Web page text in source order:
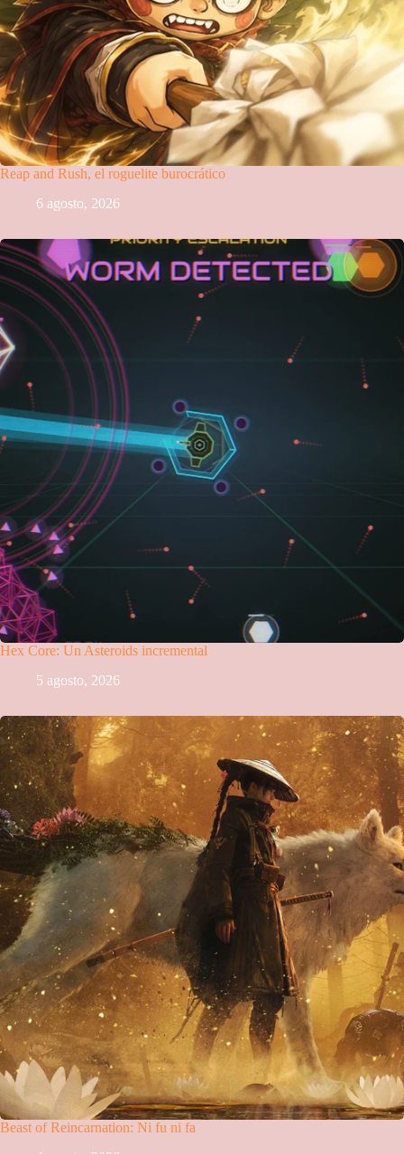
Reap and Rush, el roguelite burocrático
6 agosto, 2026
Hex Core: Un Asteroids incremental
5 agosto, 2026
Beast of Reincarnation: Ni fu ni fa